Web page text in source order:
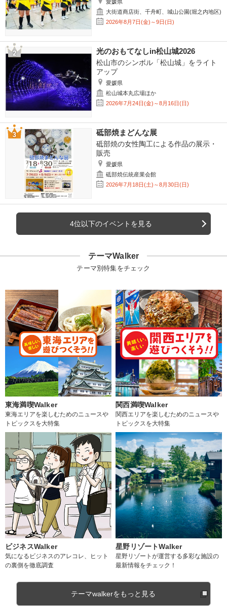
愛媛県
大街道商店街、千舟町、城山公園(堀之内地区)
2026年8月7日(金)～9日(日)
光のおもてなしin松山城2026
松山市のシンボル「松山城」をライト
アップ
愛媛県
松山城本丸広場ほか
2026年7月24日(金)～8月16日(日)
砥部焼まどんな展
砥部焼の女性陶工による作品の展示・
販売
愛媛県
砥部焼伝統産業会館
2026年7月18日(土)～8月30日(日)
4位以下のイベントを見る
テーマWalker
テーマ別特集をチェック
東海満喫Walker
東海エリアを楽しむためのニュースや
トピックスを大特集
関西満喫Walker
関西エリアを楽しむためのニュースや
トピックスを大特集
ビジネスWalker
気になるビジネスのアレコレ、ヒット
の裏側を徹底調査
星野リゾートWalker
星野リゾートが運営する多彩な施設の
最新情報をチェック！
テーマwalkerをもっと見る